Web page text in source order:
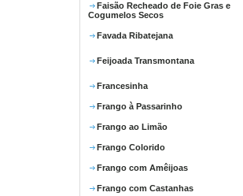
Faisão Recheado de Foie Gras e
Cogumelos Secos
Favada Ribatejana
Feijoada Transmontana
Francesinha
Frango à Passarinho
Frango ao Limão
Frango Colorido
Frango com Amêijoas
Frango com Castanhas